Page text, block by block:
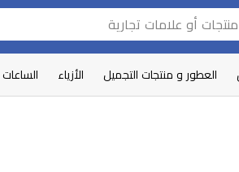
العطور و منتجات التجميل الأزياء الساعات